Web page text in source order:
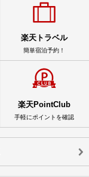
楽天トラベル
簡単宿泊予約！
楽天PointClub
手軽にポイントを確認